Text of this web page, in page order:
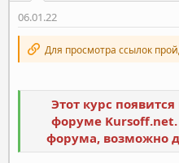
м
ы
а
а
06.01.22
Для просмотра ссылок
Этот курс
форуме Kursoff.net.
форума, возможно